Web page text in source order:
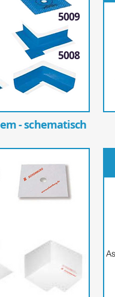
5009
5008
- schematisch